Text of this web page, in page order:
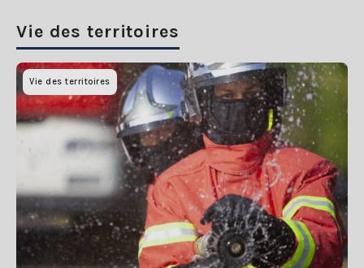
Vie des territoires
Vie des territoires